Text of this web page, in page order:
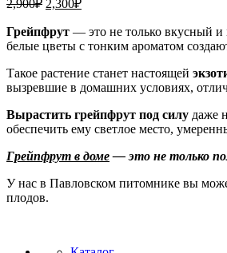
2,900₽
составляла
2,900₽.
2,300₽
2,300₽.
Грейпфрут — это не только вкусный и
белые цветы с тонким ароматом
Такое растение станет настоящей
вызревшие в домашних условиях,
Вырастить грейпфрут под силу даже
обеспечить ему светлое место,
Грейпфрут в доме— это не только
У нас в Павловском питомнике вы
плодов.